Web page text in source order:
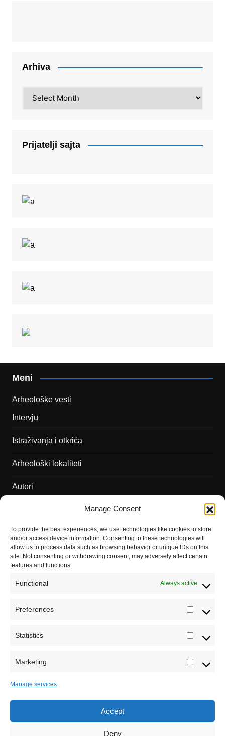
Manage Consent
To provide the best experiences, we use technologies like cookies to store
and/or access device information. Consenting to these technologies will
allow us to process data such as browsing behavior or unique IDs on this
site. Not consenting or withdrawing consent, may adversely affect certain
features and functions.
Functional Always active
Preferences
Statistics
Marketing
Manage services
Accept
Deny
srede u 12h saznajte najnovije vesti iz sveta
Arhiva
Prijatelji sajta
Meni
Arheološke vesti
Intervju
Istraživanja i otkrića
Arheološki lokaliteti
Autori
Dešavanja
Kontakt
Misija sajta Sve o arheologiji
Sva prava zadržava Sve o arheologiji 2019-2026